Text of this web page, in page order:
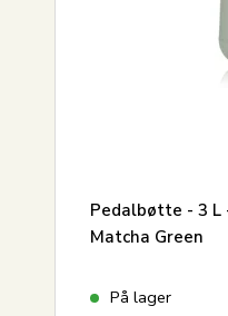
Pedalbøtte - 3 L
Matcha Green
På lager